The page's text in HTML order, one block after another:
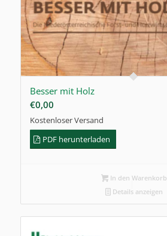
Besser mit Holz
€0,00
Kostenloser Versand
PDF herunterladen
In den Warenkorb
Details anzeigen